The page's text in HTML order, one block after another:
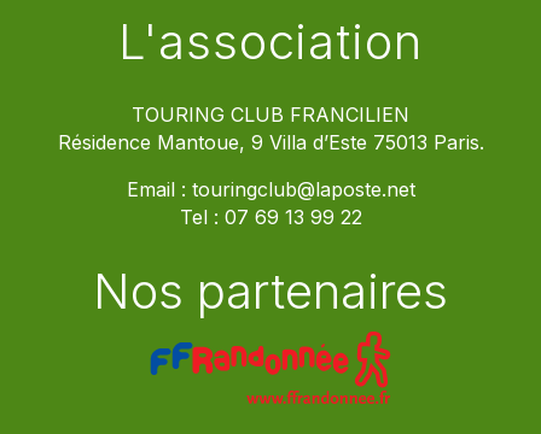
L'association
TOURING CLUB FRANCILIEN
Résidence Mantoue, 9 Villa d’Este 75013 Paris.
Email : touringclub@laposte.net
Tel : 07 69 13 99 22
Nos partenaires